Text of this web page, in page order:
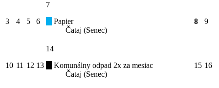
3 4 5 6
7
Papier
Čataj (Senec)
8 9
10 11 12 13
14
Komunálny odpad 2x za mesiac
Čataj (Senec)
15 16